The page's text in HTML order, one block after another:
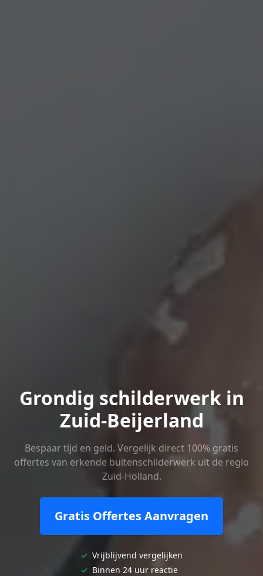
Grondig schilderwerk in
Zuid-Beijerland
Bespaar tijd en geld. Vergelijk direct 100% gratis
offertes van erkende buitenschilderwerk uit de regio
Zuid-Holland.
Gratis Offertes Aanvragen
✓ Vrijblijvend vergelijken
✓ Binnen 24 uur reactie